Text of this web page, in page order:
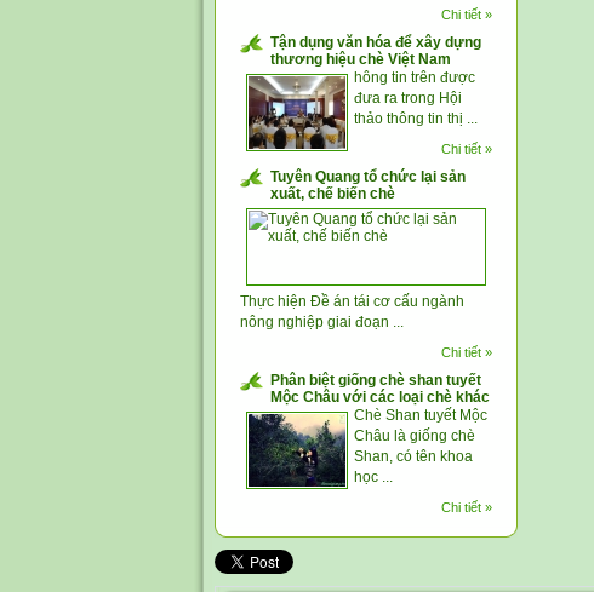
Chi tiết »
Tận dụng văn hóa để xây dựng
thương hiệu chè Việt Nam
hông tin trên được
đưa ra trong Hội
thảo thông tin thị ...
Chi tiết »
Tuyên Quang tổ chức lại sản
xuất, chế biến chè
Thực hiện Đề án tái cơ cấu ngành
nông nghiệp giai đoạn ...
Chi tiết »
Phân biệt giống chè shan tuyết
Mộc Châu với các loại chè khác
Chè Shan tuyết Mộc
Châu là giống chè
Shan, có tên khoa
học ...
Chi tiết »